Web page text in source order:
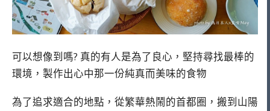
可以想像到嗎? 真的有人是為了良心，堅持尋找最棒的
環境，製作出心中那一份純真而美味的食物
為了追求適合的地點，從繁華熱鬧的首都圈，搬到山陽